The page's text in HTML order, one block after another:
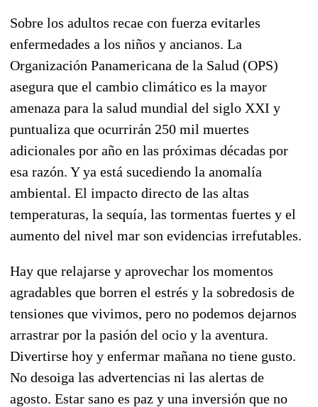
Sobre los adultos recae con fuerza evitarles
enfermedades a los niños y ancianos. La
Organización Panamericana de la Salud (OPS)
asegura que el cambio climático es la mayor
amenaza para la salud mundial del siglo XXI y
puntualiza que ocurrirán 250 mil muertes
adicionales por año en las próximas décadas por
esa razón. Y ya está sucediendo la anomalía
ambiental. El impacto directo de las altas
temperaturas, la sequía, las tormentas fuertes y el
aumento del nivel mar son evidencias irrefutables.
Hay que relajarse y aprovechar los momentos
agradables que borren el estrés y la sobredosis de
tensiones que vivimos, pero no podemos dejarnos
arrastrar por la pasión del ocio y la aventura.
Divertirse hoy y enfermar mañana no tiene gusto.
No desoiga las advertencias ni las alertas de
agosto. Estar sano es paz y una inversión que no